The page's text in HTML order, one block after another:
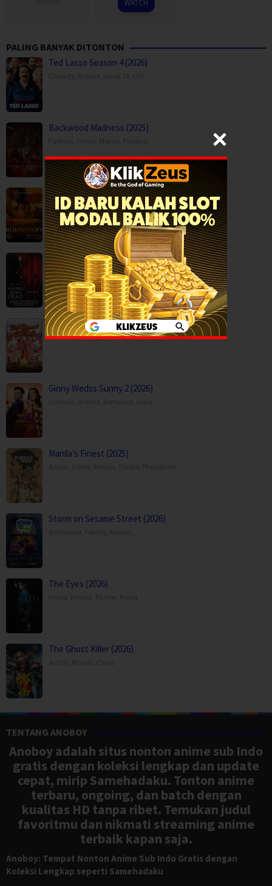
WATCH
PALING BANYAK DITONTON
Ted Lasso Season 4 (2026)
Backwood Madness (2025)
Boundary (2026)
Movies,Romance,
Capps Crossing: Wrong Side of Dead (2026…
Horror,Movies,Thriller,USA
Durlabh Prasad Ki Dusri Shadi (2025)
Comedy,Family,Movies,India
Ginny Wedss Sunny 2 (2026)
Manila’s Finest (2025)
Storm on Sesame Street (2026)
The Eyes (2026)
The Ghost Killer (2026)
TENTANG ANOBOY
Anoboy adalah situs nonton anime sub Indo
gratis dengan koleksi lengkap dan update
cepat, mirip Samehadaku. Tonton anime
terbaru, ongoing, dan batch dengan
kualitas HD tanpa ribet. Temukan judul
favoritmu dan nikmati streaming anime
terbaik kapan saja.
Anoboy: Tempat Nonton Anime Sub Indo Gratis dengan
Koleksi Lengkap seperti Samehadaku